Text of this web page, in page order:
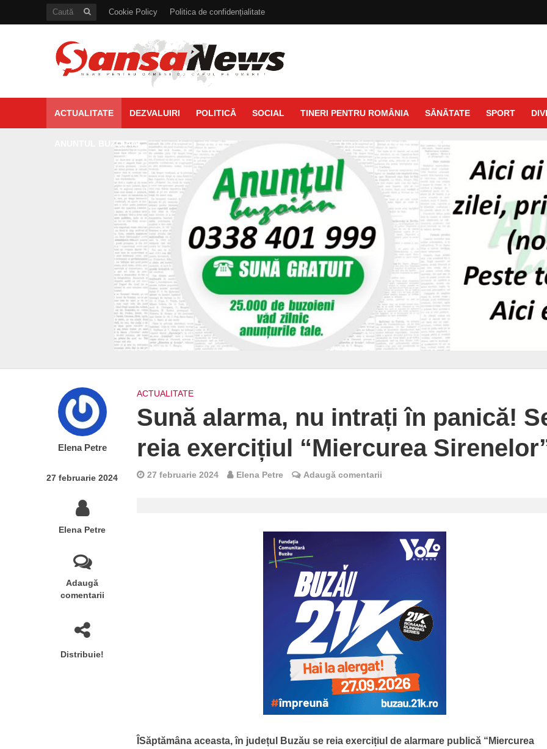
Cookie Policy Politica de confidențialitate
ACTUALITATE DEZVALUIRI POLITICĂ SOCIAL TINERI PENTRU ROMÂNIA SĂNĂTATE SPORT
ANUNTUL BUZOIAN
Elena Petre
27 februarie 2024
Elena Petre
Adaugă
comentarii
Distribuie!
ACTUALITATE
Sună alarma, nu intrați în panică!
reia exercițiul “Miercurea
27 februarie 2024 Elena Petre Adaugă comentarii
ÎSăptămâna aceasta, în județul Buzău se reia exercițiul de alarmare publică “Miercurea